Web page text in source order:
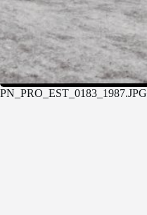
PN_PRO_EST_0183_1987.JPG